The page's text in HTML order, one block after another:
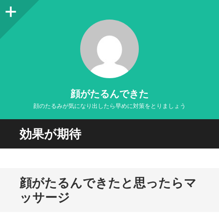
顔がたるんできた
顔のたるみが気になり出したら早めに対策をとりましょう
効果が期待
顔がたるんできたと思ったらマ
ッサージ